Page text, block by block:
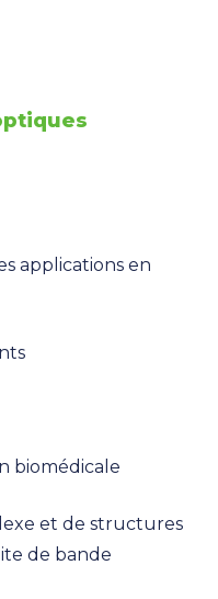
applications en
biomédicale
et de structures
de bande